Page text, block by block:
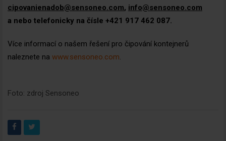
cipovanienadob@sensoneo.com, info@sensoneo.com
a nebo telefonicky na čísle +421 917 462 087.
Více informací o našem řešení pro čipování kontejnerů
naleznete na www.sensoneo.com.
Foto: zdroj Sensoneo